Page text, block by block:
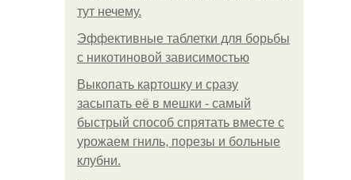
тут нечему.
Эффективные таблетки для борьбы
с никотиновой зависимостью
Выкопать картошку и сразу
засыпать её в мешки - самый
быстрый способ спрятать вместе с
урожаем гниль, порезы и больные
клубни.